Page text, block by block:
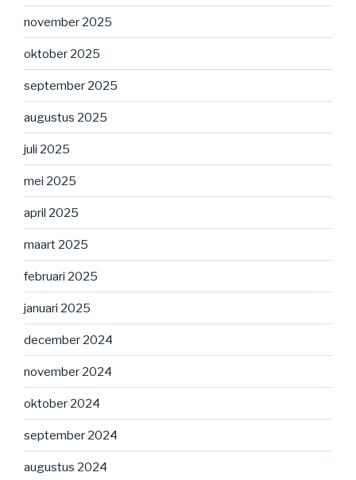
november 2025
oktober 2025
september 2025
augustus 2025
juli 2025
mei 2025
april 2025
maart 2025
februari 2025
januari 2025
december 2024
november 2024
oktober 2024
september 2024
augustus 2024